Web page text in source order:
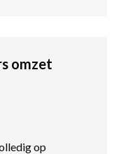
omzet
op